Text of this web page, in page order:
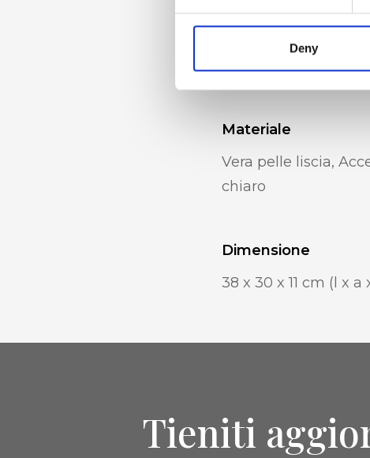
Deny
Chiusura zip,
regolabile, Taschino
zip, Portacellulare
Materiale
Vera pelle liscia,
chiaro
Dimensione
38 x 30 x 11 cm (l x a
Tieniti